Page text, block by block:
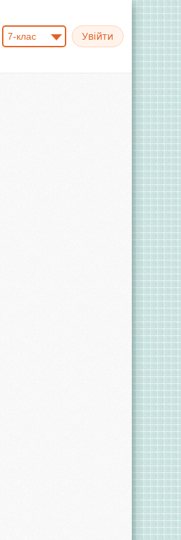
7-клас